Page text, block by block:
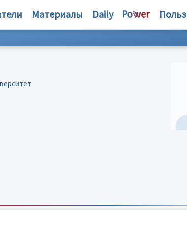
Материалы Daily